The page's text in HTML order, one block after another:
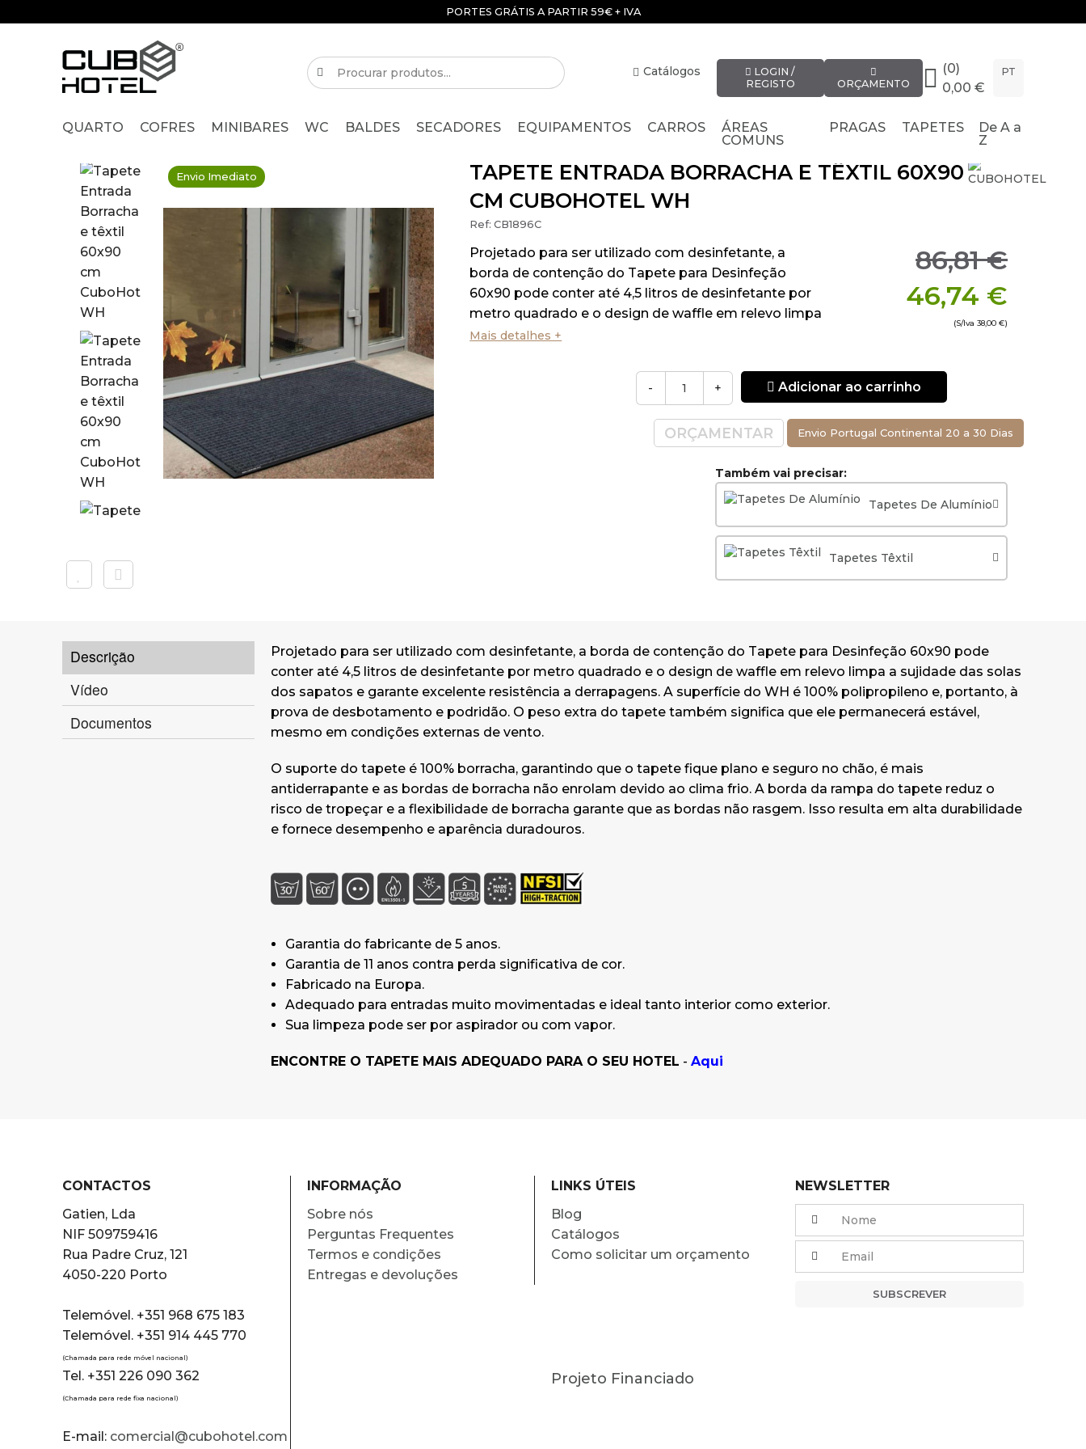
PORTES GRÁTIS A PARTIR 59€ + IVA
Catálogos
LOGIN /
REGISTO
ORÇAMENTO
(0)
0,00 €
PT
QUARTO COFRES MINIBARES WC BALDES SECADORES EQUIPAMENTOS CARROS
ÁREAS
COMUNS
PRAGAS TAPETES
De A a
Z
Envio Imediato
TAPETE ENTRADA BORRACHA E TÊXTIL 60X90
CM CUBOHOTEL WH
Ref:CB1896C
86,81 €
46,74 €
(S/Iva 38,00 €)
Projetado para ser utilizado com desinfetante, a
borda de contenção do Tapete para Desinfeção
60x90 pode conter até 4,5 litros de desinfetante por
metro quadrado e o design de waffle em relevo limpa
a sujidade das solas dos sapatos e garante excelente
polipropileno e, portanto, à prova de desbotamento e
podridão. O peso extra do tapete também significa
O suporte do tapete é 100% borracha, garantindo que
o tapete fique plano e seguro no chão, é mais
devido ao clima frio. A borda da rampa do tapete
reduz o risco de tropeçar e a flexibilidade de borracha
Garantia do fabricante de 5 anos.
cor.
Fabricado na Europa.
Adequado para entradas muito movimentadas e
ideal tanto interior como exterior.
ENCONTRE O TAPETE MAIS ADEQUADO PARA O
SEU HOTEL-Aqui
Mais detalhes +
- + Adicionar ao carrinho
ORÇAMENTAR Envio Portugal Continental 20 a 30 Dias
Também vai precisar:
Tapetes De Alumínio
Tapetes Têxtil
Descrição
Vídeo
Documentos
Projetado para ser utilizado com desinfetante, a borda de contenção do Tapete para Desinfeção 60x90 pode
conter até 4,5 litros de desinfetante por metro quadrado e o design de waffle em relevo limpa a sujidade das solas
dos sapatos e garante excelente resistência a derrapagens. A superfície do WH é 100% polipropileno e, portanto, à
prova de desbotamento e podridão. O peso extra do tapete também significa que ele permanecerá estável,
mesmo em condições externas de vento.
O suporte do tapete é 100% borracha, garantindo que o tapete fique plano e seguro no chão, é mais
antiderrapante e as bordas de borracha não enrolam devido ao clima frio. A borda da rampa do tapete reduz o
risco de tropeçar e a flexibilidade de borracha garante que as bordas não rasgem. Isso resulta em alta durabilidade
e fornece desempenho e aparência duradouros.
Garantia do fabricante de 5 anos.
Garantia de 11 anos contra perda significativa de cor.
Fabricado na Europa.
Adequado para entradas muito movimentadas e ideal tanto interior como exterior.
Sua limpeza pode ser por aspirador ou com vapor.
ENCONTRE O TAPETE MAIS ADEQUADO PARA O SEU HOTEL -Aqui
CONTACTOS
Gatien, Lda
NIF 509759416
Rua Padre Cruz, 121
4050-220 Porto
Telemóvel. +351 968 675 183
Telemóvel. +351 914 445 770
(Chamada para rede móvel nacional)
Tel. +351 226 090 362
(Chamada para rede fixa nacional)
E-mail: comercial@cubohotel.com
INFORMAÇÃO
Sobre nós
Perguntas Frequentes
Termos e condições
Entregas e devoluções
LINKS ÚTEIS
Blog
Catálogos
Como solicitar um orçamento
Projeto Financiado
NEWSLETTER
SUBSCREVER